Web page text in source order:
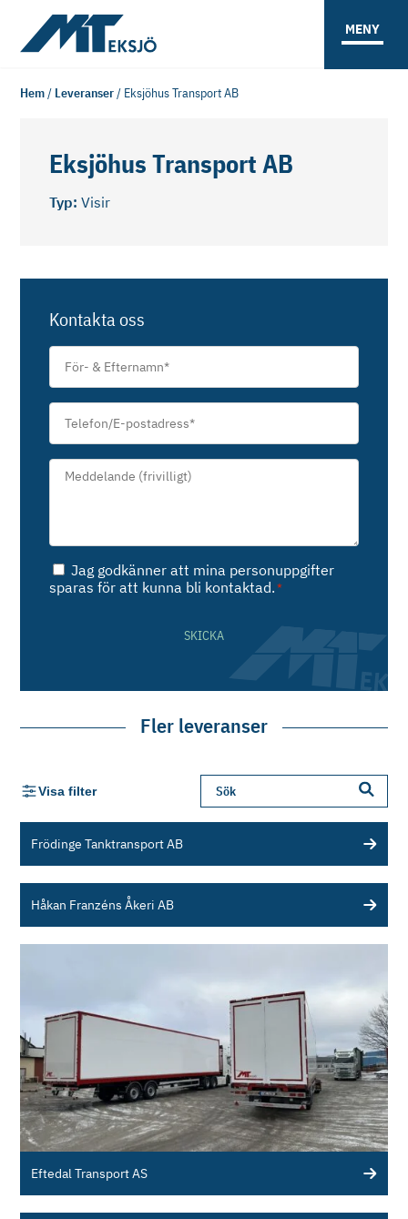
MENY
Hem/ Leveranser/ Eksjöhus Transport AB
Eksjöhus Transport AB
Typ:Visir
Kontakta oss
För-
Efternamn
Telefon/E-
postadress*
Meddelande*
Samtycke*
Jag godkänner att mina personuppgifter
sparas för att kunna bli kontaktad. *
SKICKA
Fler leveranser
Visa filter
Frödinge Tanktransport AB
Håkan Franzéns Åkeri AB
Eftedal Transport AS